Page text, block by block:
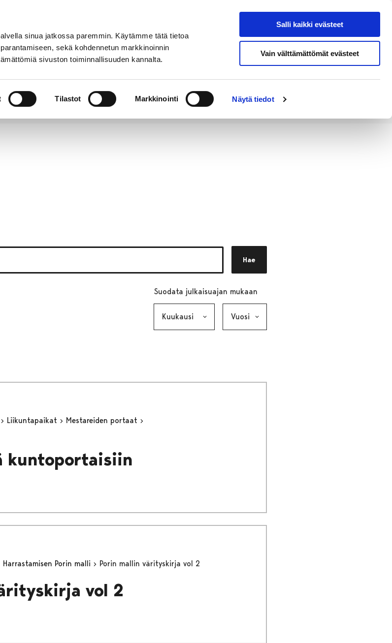
sinua jatkossa paremmin. Käytämme tätä tietoa
sekä kohdennetun markkinoinnin
sivuston toiminnallisuuden kannalta.
Tilastot Markkinointi Näytä tiedot
Salli kaikki evästeet
Vain välttämättömät evästeet
Hae sivustolta
Hae
Suodata julkaisuajan mukaan
Liikuntapaikat
Mestareiden portaat
kuntoportaisiin
Harrastamisen Porin malli Porin mallin värityskirja vol 2
vol 2